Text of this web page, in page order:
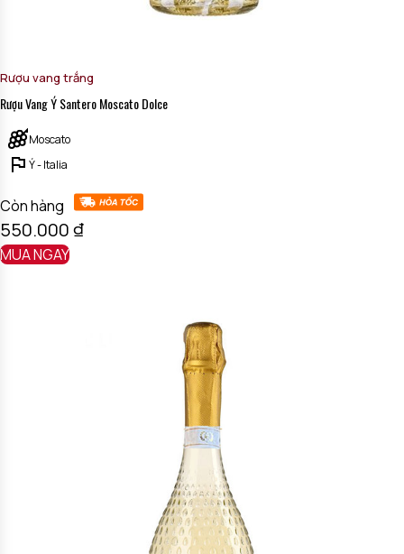
Rượu vang trắng
Rượu Vang Ý Santero Moscato Dolce
Moscato
Ý - Italia
Còn hàng
550.000₫
MUA NGAY